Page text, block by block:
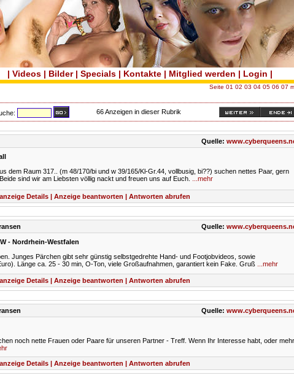
| Videos | Bilder| Specials | Kontakte | Mitglied werden | Login |
Seite 01 02 03 04 05 06 07
66 Anzeigen in dieser Rubrik
Quelle:
dem Raum 317.. (m 48/170/bi und w 39/165/Kl-Gr.44, vollbusig, bi??) suchen nettes Paar, gern
sind wir am Liebsten völlig nackt und freuen uns auf Euch.
...mehr
Details | Anzeige beantworten | Antworten abrufen
Quelle:
- Nordrhein-Westfalen
Junges Pärchen gibt sehr günstig selbstgedrehte Hand- und Footjobvideos, sowie
Länge ca. 25 - 30 min, O-Ton, viele Großaufnahmen, garantiert kein Fake. Gruß ...mehr
Details | Anzeige beantworten | Antworten abrufen
Quelle:
noch nette Frauen oder Paare für unseren Partner - Treff. Wenn Ihr Interesse habt, oder mehr
Details | Anzeige beantworten | Antworten abrufen